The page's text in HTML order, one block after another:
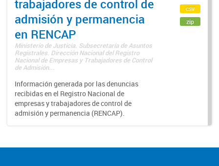
trabajadores de control de
admisión y permanencia
en RENCAP
Ministerio de Justicia. Subsecretaría de Asuntos
Registrales. Dirección Nacional del Registro
Nacional de Empresas y Trabajadores de Control
de Admisión...
Información generada por las denuncias
recibidas en el Registro Nacional de
empresas y trabajadores de control de
admisión y permanencia (RENCAP).
csv
zip